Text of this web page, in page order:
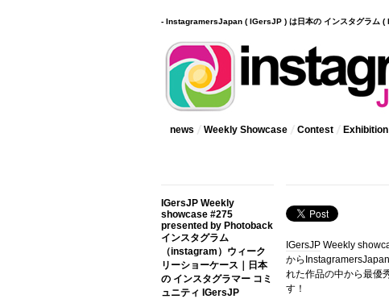
- InstagramersJapan ( IGersJP ) は日本の インスタグラム (
news Weekly Showcase Contest Exhibition
IGersJP Weekly
showcase #275
presented by Photoback
インスタグラム
（instagram）ウィーク
リーショーケース｜日本
の インスタグラマー コミ
ュニティ IGersJP
IGersJPWeekly
から
れた作品の中から最優
す！